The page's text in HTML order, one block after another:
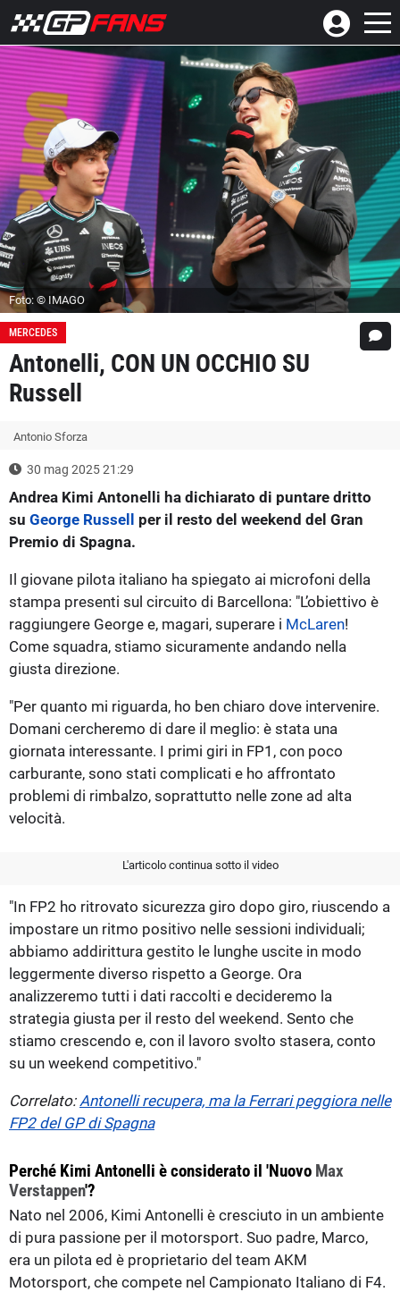
Foto: © IMAGO
MERCEDES
Antonelli, CON UN OCCHIO SU
Russell
Antonio Sforza
30 mag 2025 21:29
Andrea Kimi Antonelli ha dichiarato di puntare dritto
su George Russell per il resto del weekend del Gran
Premio di Spagna.
Il giovane pilota italiano ha spiegato ai microfoni della
stampa presenti sul circuito di Barcellona: "L’obiettivo è
raggiungere George e, magari, superare i McLaren!
Come squadra, stiamo sicuramente andando nella
giusta direzione.
"Per quanto mi riguarda, ho ben chiaro dove intervenire.
Domani cercheremo di dare il meglio: è stata una
giornata interessante. I primi giri in FP1, con poco
carburante, sono stati complicati e ho affrontato
problemi di rimbalzo, soprattutto nelle zone ad alta
velocità.
L'articolo continua sotto il video
"In FP2 ho ritrovato sicurezza giro dopo giro, riuscendo a
impostare un ritmo positivo nelle sessioni individuali;
abbiamo addirittura gestito le lunghe uscite in modo
leggermente diverso rispetto a George. Ora
analizzeremo tutti i dati raccolti e decideremo la
strategia giusta per il resto del weekend. Sento che
stiamo crescendo e, con il lavoro svolto stasera, conto
su un weekend competitivo."
Correlato: Antonelli recupera, ma la Ferrari peggiora nelle
FP2 del GP di Spagna
Perché Kimi Antonelli è considerato il 'Nuovo Max
Verstappen'?
Nato nel 2006, Kimi Antonelli è cresciuto in un ambiente
di pura passione per il motorsport. Suo padre, Marco,
era un pilota ed è proprietario del team AKM
Motorsport, che compete nel Campionato Italiano di F4.